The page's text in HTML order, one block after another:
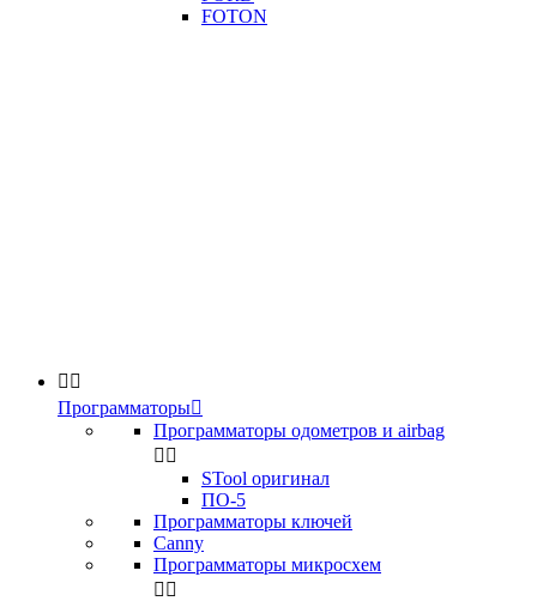
FOTON
 
Программаторы
Программаторы одометров и airbag
 
STool оригинал
ПО-5
Программаторы ключей
Canny
Программаторы микросхем
 